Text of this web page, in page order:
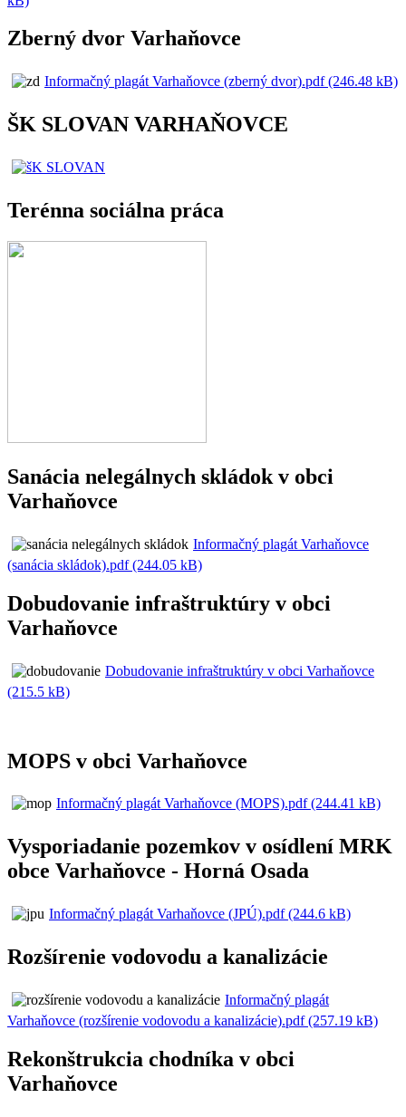
Zberný dvor Varhaňovce
Informačný plagát Varhaňovce (zberný dvor).pdf (246.48 kB)
ŠK SLOVAN VARHAŇOVCE
Terénna sociálna práca
Sanácia nelegálnych skládok v obci
Varhaňovce
Informačný plagát Varhaňovce
(sanácia skládok).pdf (244.05 kB)
Dobudovanie infraštruktúry v obci
Varhaňovce
Dobudovanie infraštruktúry v obci Varhaňovce
(215.5 kB)
MOPS v obci Varhaňovce
Informačný plagát Varhaňovce (MOPS).pdf (244.41 kB)
Vysporiadanie pozemkov v osídlení MRK
obce Varhaňovce - Horná Osada
Informačný plagát Varhaňovce (JPÚ).pdf (244.6 kB)
Rozšírenie vodovodu a kanalizácie
Informačný plagát
Varhaňovce (rozšírenie vodovodu a kanalizácie).pdf (257.19 kB)
Rekonštrukcia chodníka v obci
Varhaňovce